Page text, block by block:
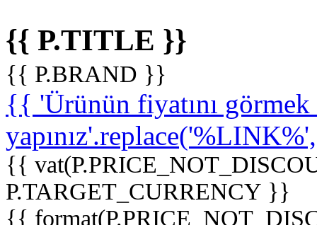
{{ P.TITLE }}
{{ P.BRAND }}
{{ 'Ürünün fiyatını
{{
P.TARGET_CURRENCY }}
{{